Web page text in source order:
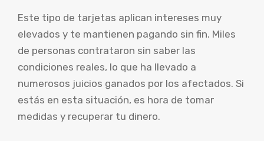
Este tipo de tarjetas aplican intereses muy
elevados y te mantienen pagando sin fin. Miles
de personas contrataron sin saber las
condiciones reales, lo que ha llevado a
numerosos juicios ganados por los afectados. Si
estás en esta situación, es hora de tomar
medidas y recuperar tu dinero.